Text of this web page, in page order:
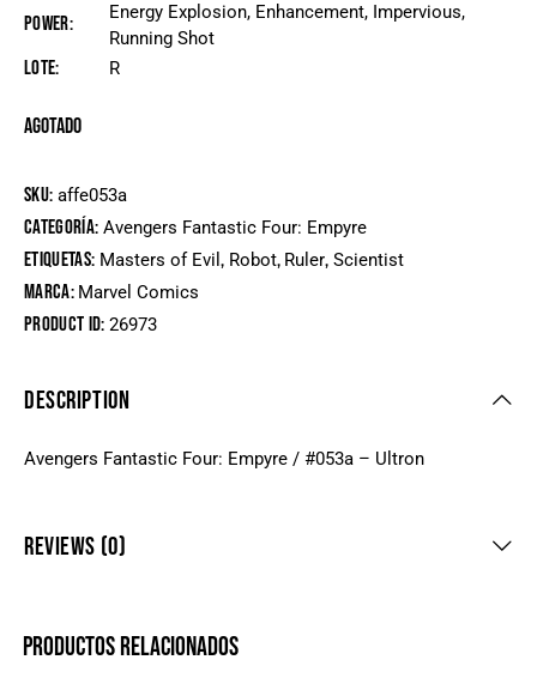
Power
Energy Explosion, Enhancement, Impervious,
Running Shot
Lote R
Agotado
SKU: affe053a
Categoría: Avengers Fantastic Four: Empyre
Etiquetas: Masters of Evil , Robot, Ruler, Scientist
Marca: Marvel Comics
Product ID:26973
DESCRIPTION
Avengers Fantastic Four: Empyre / #053a – Ultron
REVIEWS (0)
PRODUCTOS RELACIONADOS